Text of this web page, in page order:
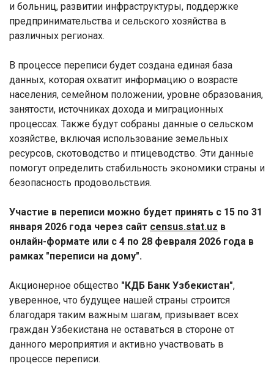
и больниц, развитии инфраструктуры, поддержке
предпринимательства и сельского хозяйства в
различных регионах.
В процессе переписи будет создана единая база
данных, которая охватит информацию о возрасте
населения, семейном положении, уровне образования,
занятости, источниках дохода и миграционных
процессах. Также будут собраны данные о сельском
хозяйстве, включая использование земельных
ресурсов, скотоводство и птицеводство. Эти данные
помогут определить стабильность экономики страны и
безопасность продовольствия.
Участие в переписи можно будет принять с 15 по 31
января 2026 года через сайт census.stat.uz в
онлайн-формате или с 4 по 28 февраля 2026 года в
рамках "переписи на дому".
Акционерное общество " КДБ Банк Узбекистан",
уверенное, что будущее нашей страны строится
благодаря таким важным шагам, призывает всех
граждан Узбекистана не оставаться в стороне от
данного мероприятия и активно участвовать в
процессе переписи.